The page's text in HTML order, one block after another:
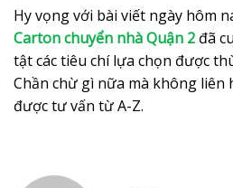
Hy vọng với bài viết ngày hôm
Carton chuyển nhà Quận 2 đã
tật các tiêu chí lựa chọn được
Chần chừ gì nữa mà không liên
được tư vấn từ A-Z.